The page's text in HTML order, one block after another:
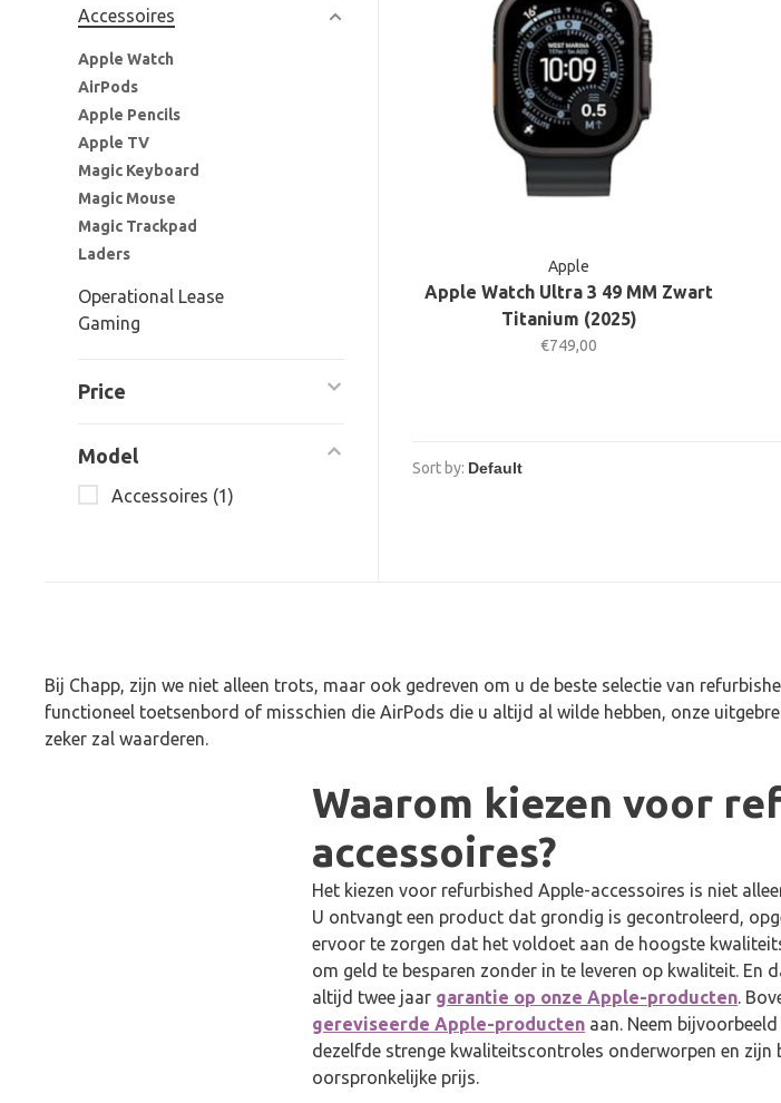
Accessoires
Apple Watch
AirPods
Apple Pencils
Apple TV
Magic Keyboard
Magic Mouse
Magic Trackpad
Laders
Operational Lease
Gaming
Price
Model
Accessoires (1)
Apple
Apple Watch Ultra 3 49 MM Zwart
Titanium (2025)
€749,00
Sort by:
Bij Chapp, zijn we niet alleen trots, maar ook gedreven om u de beste selectie van
functioneel toetsenbord of misschien die AirPods die u altijd al wilde hebben, onze
zeker zal waarderen.
Waarom kiezen voor
accessoires?
Het kiezen voor refurbished Apple-accessoires is niet
U ontvangt een product dat grondig is gecontroleerd,
ervoor te zorgen dat het voldoet aan de hoogste
om geld te besparen zonder in te leveren op kwaliteit. En
altijd twee jaar garantie op onze Apple-producten.
gereviseerde Apple-producten aan. Neem
dezelfde strenge kwaliteitscontroles onderworpen en zijn
oorspronkelijke prijs.